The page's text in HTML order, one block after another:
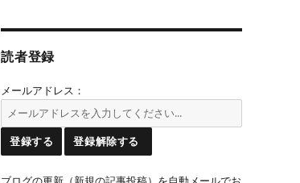
読者登録
メールアドレス：